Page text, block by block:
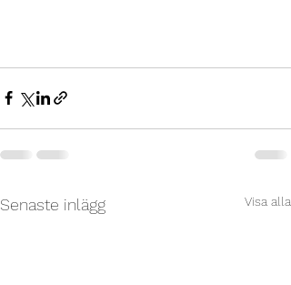
Senaste inlägg Visa alla